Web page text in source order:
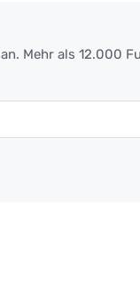
an. Mehr als 12.000